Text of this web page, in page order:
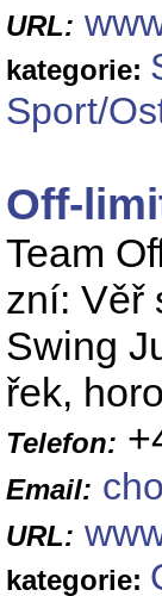
URL:
kategorie:
Sport/
Off-
Team
zní: Věř
Swing
řek,
Telefon:
Email:
URL:
kategorie: